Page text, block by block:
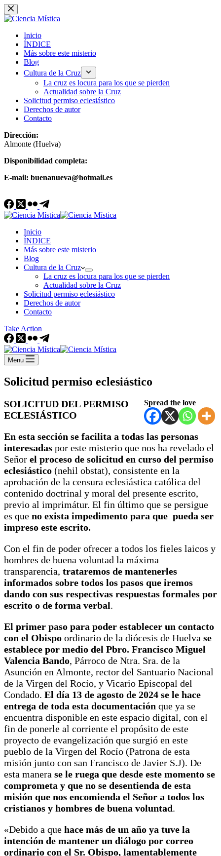
Saltar
al
Inicio
ÍNDICE
Más sobre este misterio
Blog
Cultura de la Cruz
La cruz es locura para los que se pierden
Actualidad sobre la Cruz
Solicitud permiso eclesiástico
Derechos de autor
Contacto
Dirección:
Almonte (Huelva)
Disponibilidad completa:
E-mail: buenanueva@hotmail.es
Inicio
ÍNDICE
Más sobre este misterio
Blog
Cultura de la Cruz
La cruz es locura para los que se pierden
Actualidad sobre la Cruz
Solicitud permiso eclesiástico
Derechos de autor
Contacto
Take Action
Menu
Solicitud permiso eclesiástico
Spread the love
SOLICITUD DEL PERMISO
ECLESIÁSTICO
En esta sección se facilita a todas las personas
interesadas por este misterio que nos ha revelado el
Señor el proceso de solicitud en curso del permiso
eclesiástico (nehil obstat), consistente en la
aprobación de la censura eclesiástica católica del
contenido doctrinal y moral del presente escrito,
previo al imprimátur. El fin último que se persigue
es que no exista impedimento para que pueda ser
impreso este escrito.
Con el fin de poder ofrecer a todos los fieles laicos y
hombres de buena voluntad la máxima
transparencia, trataremos de mantenerles
informados sobre todos los pasos que iremos
dando con sus respectivas respuestas formales por
escrito o de forma verbal.
El primer paso para poder establecer un contacto
con el Obispo ordinario de la diócesis de Huelva se
establece por medio del Pbro. Francisco Miguel
Valencia Bando, Párroco de Ntra. Sra. de la
Asunción en Almonte, rector del Santuario Nacional
de la Virgen del Rocío, y Vicario Episcopal del
Condado. El día 13 de agosto de 2024 se le hace
entrega de toda esta documentación que ya se
encuentra disponible en este espacio digital, con el
fin de ponerle al corriente el propósito de este
proyecto de evangelización que surgió en este
pueblo de la Virgen del Rocío (Patrona de esta
misión junto con san Francisco de Javier S.J). De
esta manera se le ruega que desde este momento se
comprometa y que no se desentienda de esta
misión que nos encomienda el Señor a todos los
cristianos y hombres de buena voluntad.
«Debido a que hace más de un año ya tuve la
intención de mantener un diálogo por correo
ordinario con el Sr. Obispo, lamentablemente